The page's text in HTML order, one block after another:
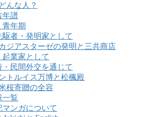
んな人？
年譜
青年期
駆者・発明家として
ジアスターゼの発明と三共商店
起業家として
・民間外交を通じて
トルイス万博と松楓殿
桜寄贈の全容
一覧
マンガについて